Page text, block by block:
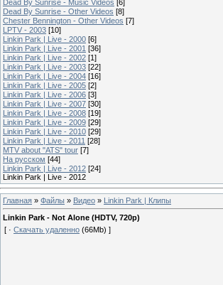
Dead By Sunrise - Music Videos [6]
Dead By Sunrise - Other Videos [8]
Chester Bennington - Other Videos [7]
LPTV - 2003 [10]
Linkin Park | Live - 2000 [6]
Linkin Park | Live - 2001 [36]
Linkin Park | Live - 2002 [1]
Linkin Park | Live - 2003 [22]
Linkin Park | Live - 2004 [16]
Linkin Park | Live - 2005 [2]
Linkin Park | Live - 2006 [3]
Linkin Park | Live - 2007 [30]
Linkin Park | Live - 2008 [19]
Linkin Park | Live - 2009 [29]
Linkin Park | Live - 2010 [29]
Linkin Park | Live - 2011 [28]
MTV about "ATS" tour [7]
На русском [44]
Linkin Park | Live - 2012 [24]
Linkin Park | Live - 2012
Главная » Файлы » Видео » Linkin Park | Клипы
Linkin Park - Not Alone (HDTV, 720p)
[ · Скачать удаленно (66Mb) ]